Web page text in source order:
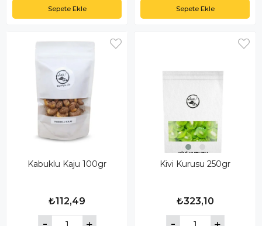
Sepete Ekle Sepete Ekle
Kabuklu Kaju 100gr
₺112,49
Kivi Kurusu 250gr
₺323,10